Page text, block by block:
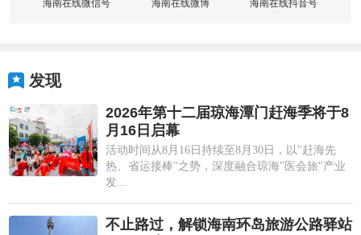
海南在线微信号 海南在线微博 海南在线抖音号
发现
2026年第十二届琼海潭门赶海季将于8
月16日启幕
活动时间从8月16日持续至8月30日，以"赶海先
热、省运接棒"之势，深度融合琼海"医会旅"产业
发...
不止路过，解锁海南环岛旅游公路驿站